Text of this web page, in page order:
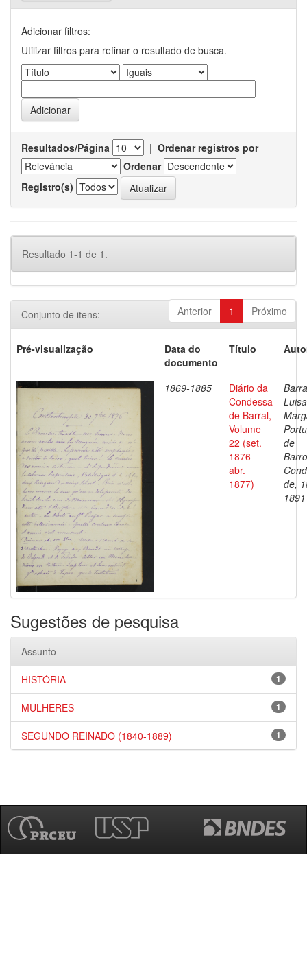
Adicionar filtros:
Utilizar filtros para refinar o resultado de busca.
Resultados/Página | Ordenar registros por
Ordenar
Registro(s)
Resultado 1-1 de 1.
Anterior 1 Próximo
Conjunto de itens:
Pré-visualização
Data do
documento
Título
1869-1885
Diário da
Condessa
de Barral,
Volume
22 (set.
1876 -
abr.
1877)
Luisa
de
de,
1891
Sugestões de pesquisa
Assunto
1
HISTÓRIA
1
MULHERES
1
SEGUNDO REINADO (1840-1889)